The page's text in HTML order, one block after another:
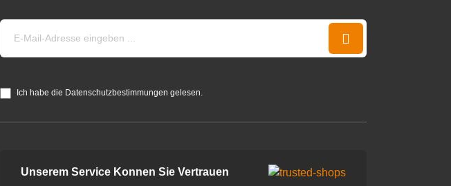
Ich habe die Datenschutzbestimmungen gelesen.
Unserem Service Konnen Sie Vertrauen